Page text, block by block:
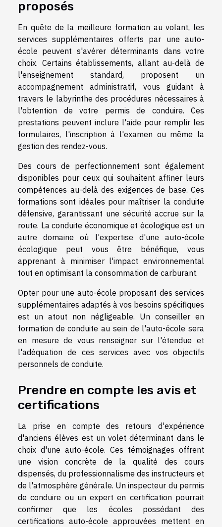
proposés
En quête de la meilleure formation au volant, les
services supplémentaires offerts par une auto-
école peuvent s'avérer déterminants dans votre
choix. Certains établissements, allant au-delà de
l'enseignement standard, proposent un
accompagnement administratif, vous guidant à
travers le labyrinthe des procédures nécessaires à
l'obtention de votre permis de conduire. Ces
prestations peuvent inclure l'aide pour remplir les
formulaires, l'inscription à l'examen ou même la
gestion des rendez-vous.
Des cours de perfectionnement sont également
disponibles pour ceux qui souhaitent affiner leurs
compétences au-delà des exigences de base. Ces
formations sont idéales pour maîtriser la conduite
défensive, garantissant une sécurité accrue sur la
route. La conduite économique et écologique est un
autre domaine où l'expertise d'une auto-école
écologique peut vous être bénéfique, vous
apprenant à minimiser l'impact environnemental
tout en optimisant la consommation de carburant.
Opter pour une auto-école proposant des services
supplémentaires adaptés à vos besoins spécifiques
est un atout non négligeable. Un conseiller en
formation de conduite au sein de l'auto-école sera
en mesure de vous renseigner sur l'étendue et
l'adéquation de ces services avec vos objectifs
personnels de conduite.
Prendre en compte les avis et
certifications
La prise en compte des retours d'expérience
d'anciens élèves est un volet déterminant dans le
choix d'une auto-école. Ces témoignages offrent
une vision concrète de la qualité des cours
dispensés, du professionnalisme des instructeurs et
de l'atmosphère générale. Un inspecteur du permis
de conduire ou un expert en certification pourrait
confirmer que les écoles possédant des
certifications auto-école approuvées mettent en